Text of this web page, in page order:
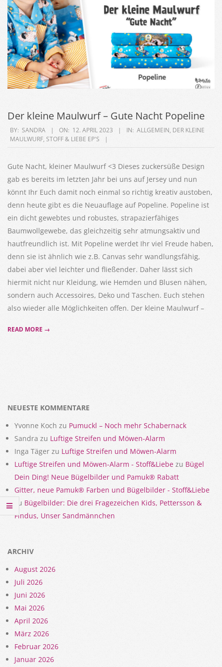
Der kleine Maulwurf – Gute Nacht Popeline
2023-
04-
BY: SANDRA ON: 12. APRIL 2023 IN: ALLGEMEIN, DER KLEINE
MAULWURF, STOFF & LIEBE EP'S
Gute Nacht, kleiner Maulwurf <3 Dieses zuckersüße Design
gab es bereits im letzten Jahr bei uns auf Jersey und nun
könnt Ihr Euch damit noch einmal so richtig kreativ austoben,
denn heute gibt es die Neuauflage auf Popeline. Popeline ist
ein dicht gewebtes und robustes, strapazierfähiges
Baumwollgewebe, das gleichzeitig sehr atmungsaktiv und
hautfreundlich ist. Mit Popeline werdet Ihr viel Freude haben,
denn sie ist ähnlich wie z.B. Canvas sehr wandlungsfähig,
dabei aber viel leichter und fließender. Daher lässt sich
hiermit nicht nur Kleidung, wie Hemden und Blusen nähen,
sondern auch Accessoires, Deko und Taschen. Euch stehen
also wieder alle Möglichkeiten offen. Der kleine Maulwurf –
READ MORE →
NEUESTE KOMMENTARE
Yvonne Koch zu Pumuckl – Noch mehr Schabernack
Sandra zu Luftige Streifen und Möwen-Alarm
Inga Täger zu Luftige Streifen und Möwen-Alarm
Luftige Streifen und Möwen-Alarm - Stoff&Liebe zu Bügel
Dein Ding! Neue Bügelbilder und Pamuk® Rabatt
Gitter, neue Pamuk® Farben und Bügelbilder - Stoff&Liebe
zu Bügelbilder: Die drei Fragezeichen Kids, Pettersson &
Findus, Unser Sandmännchen
ARCHIV
August 2026
Juli 2026
Juni 2026
Mai 2026
April 2026
März 2026
Februar 2026
Januar 2026